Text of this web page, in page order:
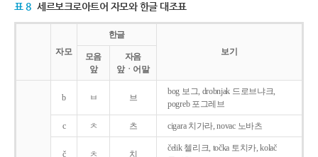
표 8 세르보크로아트어 자모와 한글 대조표
자모
한글
보기
모음
앞
자음
앞ㆍ어말
b ㅂ 브
bog 보그, drobnjak 드로브냐크,
pogreb 포그레브
c ㅊ 츠 cigara 치가라, novac 노바츠
č ㅊ 치
čelik 첼리크, točka 토치카, kolač